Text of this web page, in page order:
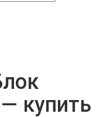
купить